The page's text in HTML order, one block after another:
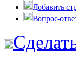
Добавить
Вопрос-